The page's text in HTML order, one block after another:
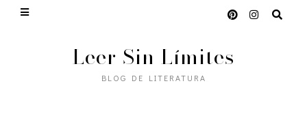
Leer Sin Límites
BLOG DE LITERATURA